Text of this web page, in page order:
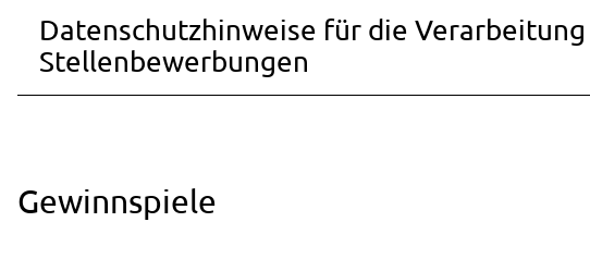
Datenschutzhinweise für die
Stellenbewerbungen
Gewinnspiele